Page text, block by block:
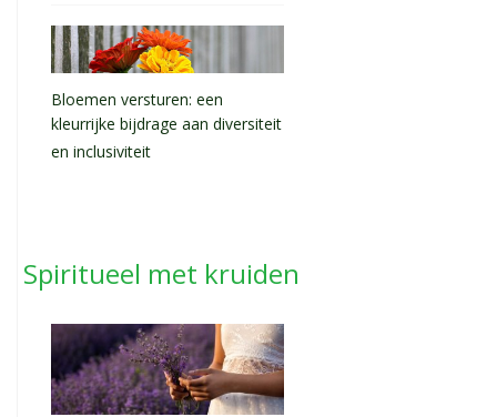
Bloemen versturen: een
kleurrijke bijdrage aan diversiteit
en inclusiviteit
Spiritueel met kruiden